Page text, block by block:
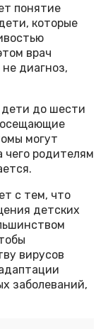
понятие
которые
врач
диагноз,
дети до шести
могут
чего родителям
с тем, что
детских
вирусов
заболеваний,